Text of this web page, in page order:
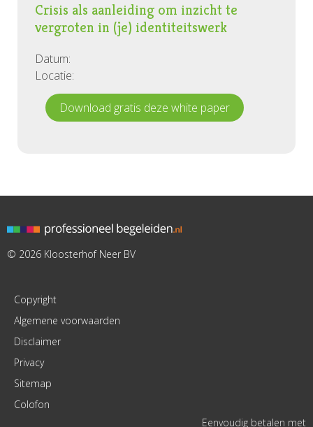
Crisis als aanleiding om inzicht te
vergroten in (je) identiteitswerk
Datum:
Locatie:
Download gratis deze white paper
© 2026 Kloosterhof Neer BV
Copyright
Algemene voorwaarden
Disclaimer
Privacy
Sitemap
Colofon
Eenvoudig betalen met